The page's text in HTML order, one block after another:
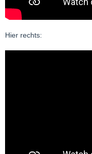
Hier rechts: